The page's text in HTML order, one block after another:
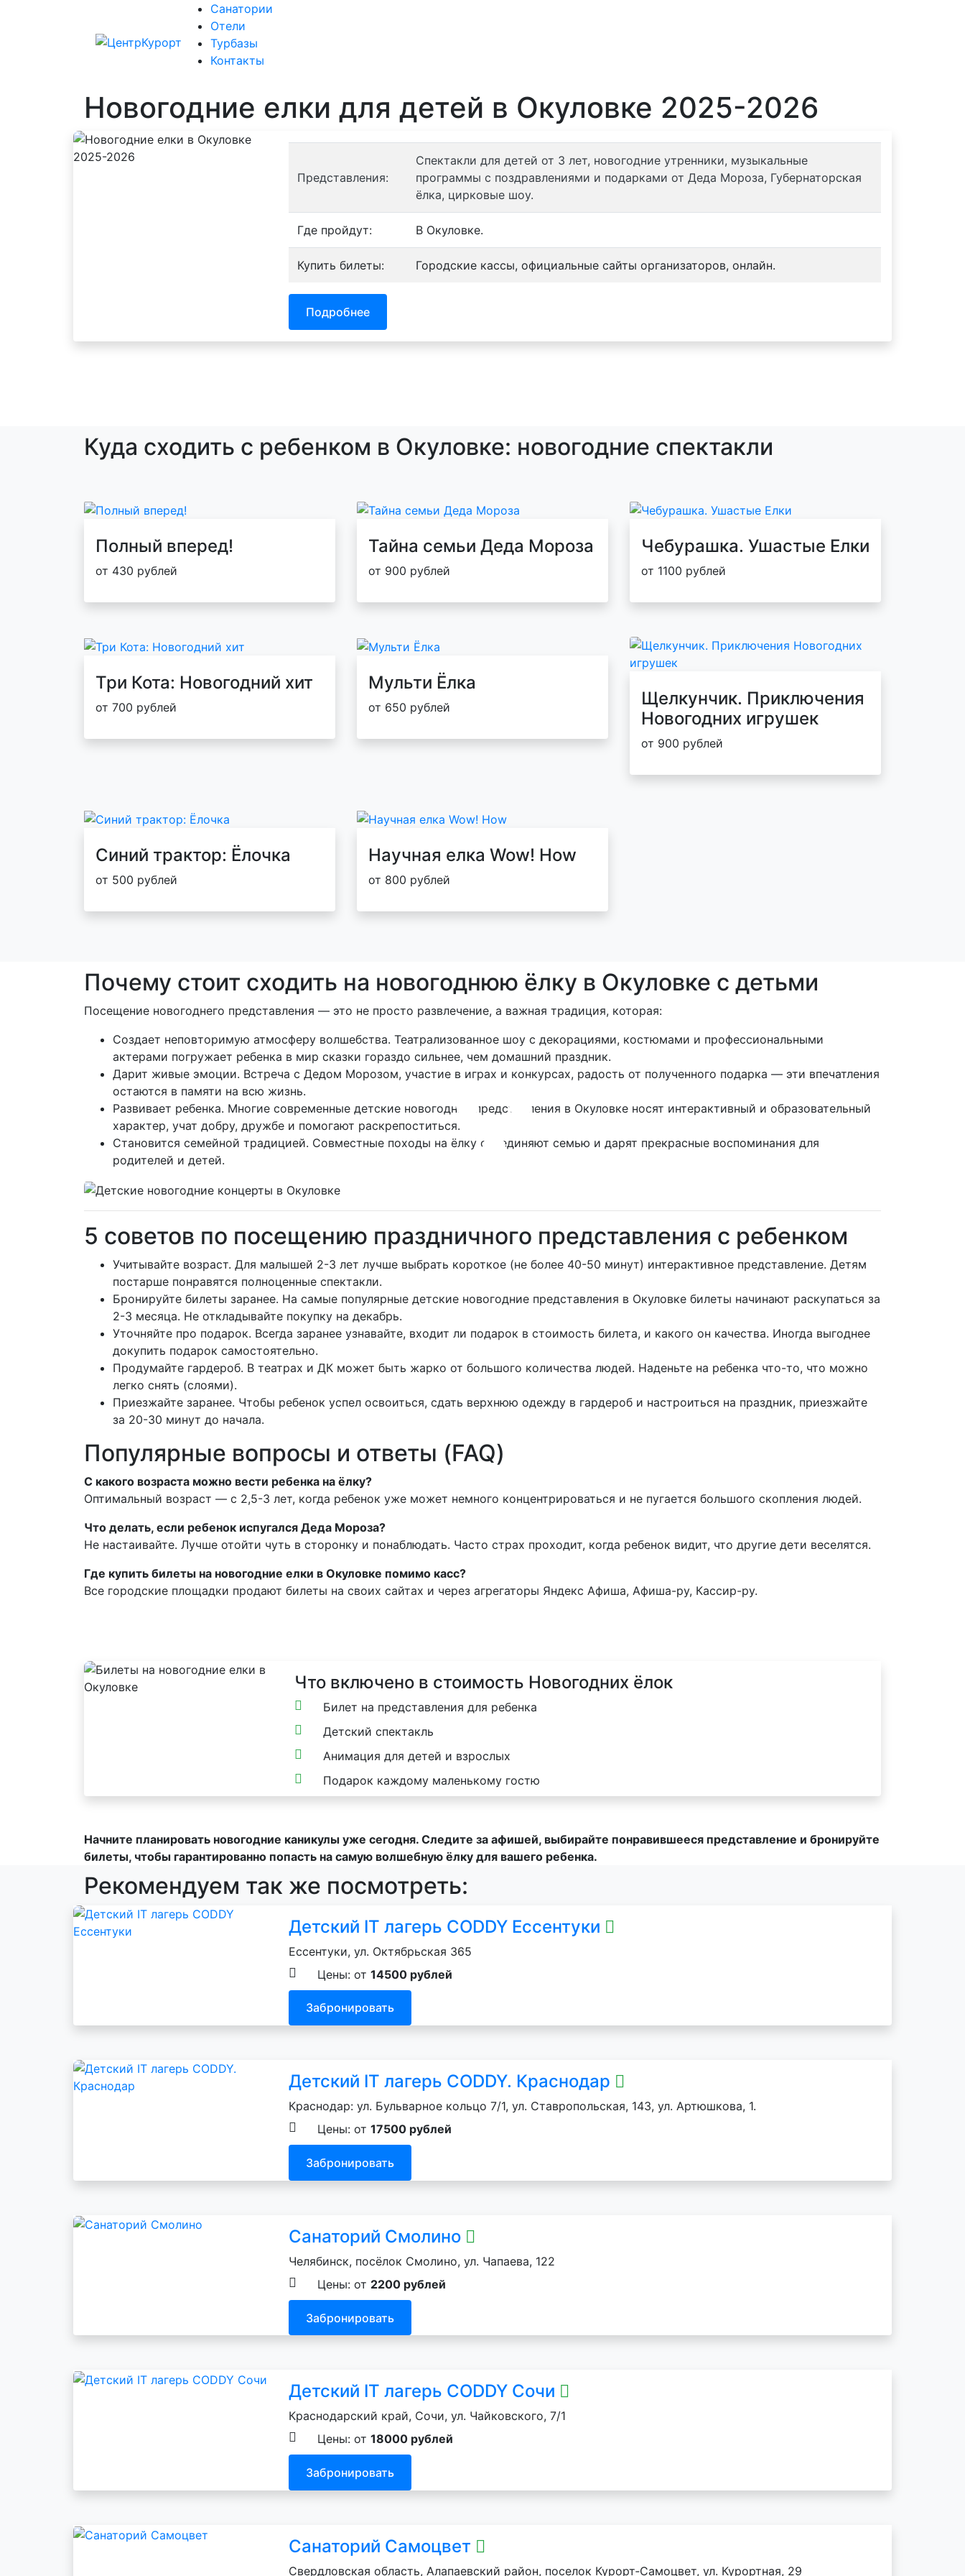
Санатории
Отели
Турбазы
Контакты
Новогодние елки для детей в Окуловке 2025-2026
Представления:
Спектакли для детей от 3 лет, новогодние утренники, музыкальные
программы с поздравлениями и подарками от Деда Мороза, Губернаторская
ёлка, цирковые шоу.
Где пройдут: В Окуловке.
Купить билеты: Городские кассы, официальные сайты организаторов, онлайн.
Подробнее
Куда сходить с ребенком в Окуловке: новогодние спектакли
Полный вперед!
от 430 рублей
Тайна семьи Деда Мороза
от 900 рублей
Чебурашка. Ушастые Елки
от 1100 рублей
Три Кота: Новогодний хит
от 700 рублей
Мульти Ёлка
от 650 рублей
Щелкунчик. Приключения
Новогодних игрушек
от 900 рублей
Синий трактор: Ёлочка
от 500 рублей
Научная елка Wow! How
от 800 рублей
Почему стоит сходить на новогоднюю ёлку в Окуловке с детьми
Посещение новогоднего представления — это не просто развлечение, а важная традиция, которая:
Создает неповторимую атмосферу волшебства. Театрализованное шоу с декорациями, костюмами и профессиональными
актерами погружает ребенка в мир сказки гораздо сильнее, чем домашний праздник.
Дарит живые эмоции. Встреча с Дедом Морозом, участие в играх и конкурсах, радость от полученного подарка — эти впечатления
остаются в памяти на всю жизнь.
Развивает ребенка. Многие современные детские новогодние представления в Окуловке носят интерактивный и образовательный
характер, учат добру, дружбе и помогают раскрепоститься.
Становится семейной традицией. Совместные походы на ёлку объединяют семью и дарят прекрасные воспоминания для
родителей и детей.
5 советов по посещению праздничного представления с ребенком
Учитывайте возраст. Для малышей 2-3 лет лучше выбрать короткое (не более 40-50 минут) интерактивное представление. Детям
постарше понравятся полноценные спектакли.
Бронируйте билеты заранее. На самые популярные детские новогодние представления в Окуловке билеты начинают раскупаться за
2-3 месяца. Не откладывайте покупку на декабрь.
Уточняйте про подарок. Всегда заранее узнавайте, входит ли подарок в стоимость билета, и какого он качества. Иногда выгоднее
докупить подарок самостоятельно.
Продумайте гардероб. В театрах и ДК может быть жарко от большого количества людей. Наденьте на ребенка что-то, что можно
легко снять (слоями).
Приезжайте заранее. Чтобы ребенок успел освоиться, сдать верхнюю одежду в гардероб и настроиться на праздник, приезжайте
за 20-30 минут до начала.
Популярные вопросы и ответы (FAQ)
С какого возраста можно вести ребенка на ёлку?
Оптимальный возраст — с 2,5-3 лет, когда ребенок уже может немного концентрироваться и не пугается большого скопления людей.
Что делать, если ребенок испугался Деда Мороза?
Не настаивайте. Лучше отойти чуть в сторонку и понаблюдать. Часто страх проходит, когда ребенок видит, что другие дети веселятся.
Где купить билеты на новогодние елки в Окуловке помимо касс?
Все городские площадки продают билеты на своих сайтах и через агрегаторы Яндекс Афиша, Афиша-ру, Кассир-ру.
Что включено в стоимость Новогодних ёлок
Билет на представления для ребенка
Детский спектакль
Анимация для детей и взрослых
Подарок каждому маленькому гостю
Начните планировать новогодние каникулы уже сегодня. Следите за афишей, выбирайте понравившееся представление и бронируйте
билеты, чтобы гарантированно попасть на самую волшебную ёлку для вашего ребенка.
Рекомендуем так же посмотреть:
Детский IT лагерь CODDY Ессентуки
Ессентуки, ул. Октябрьская 365
Цены: от 14500 рублей
Забронировать
Детский IT лагерь CODDY. Краснодар
Краснодар: ул. Бульварное кольцо 7/1, ул. Ставропольская, 143, ул. Артюшкова, 1.
Цены: от 17500 рублей
Забронировать
Санаторий Смолино
Челябинск, посёлок Смолино, ул. Чапаева, 122
Цены: от 2200 рублей
Забронировать
Детский IT лагерь CODDY Сочи
Краснодарский край, Сочи, ул. Чайковского, 7/1
Цены: от 18000 рублей
Забронировать
Санаторий Самоцвет
Свердловская область, Алапаевский район, поселок Курорт‑Самоцвет, ул. Курортная, 29